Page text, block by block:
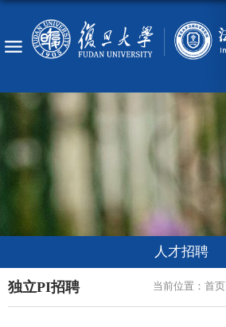
人才招聘
当前位置： 首页
独立PI招聘